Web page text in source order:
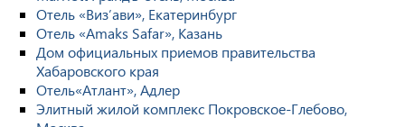
Отель «Виз’ави», Екатеринбург
Отель «Amaks Safar», Казань
Дом официальных приемов правительства
Хабаровского края
Отель«Атлант», Адлер
Элитный жилой комплекс Покровское-Глебово,